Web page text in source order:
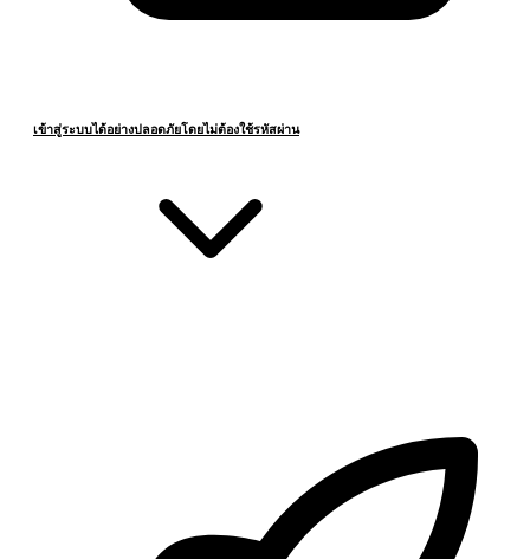
เข้าสู่ระบบได้อย่างปลอดภัยโดยไม่ต้องใช้รหัสผ่าน